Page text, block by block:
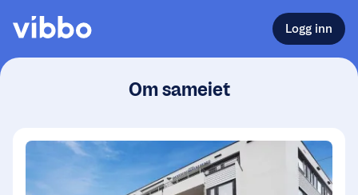
Logg inn
Om sameiet